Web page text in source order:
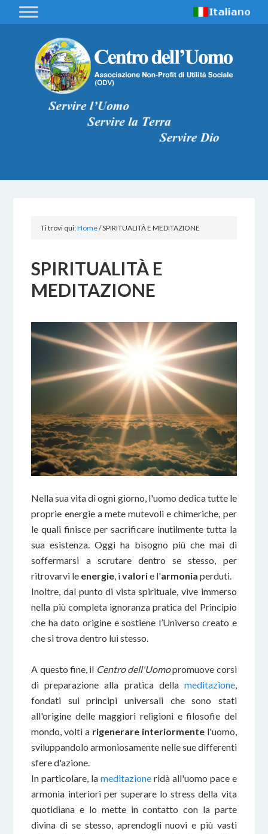
Ti trovi qui:Home/SPIRITUALITÀ E MEDITAZIONE
SPIRITUALITÀ E
MEDITAZIONE
Nella sua vita di ogni giorno, l'uomo dedica tutte le
proprie energie a mete mutevoli e chimeriche, per
le quali finisce per sacrificare inutilmente tutta la
sua esistenza. Oggi ha bisogno più che mai di
soffermarsi a scrutare dentro se stesso, per
ritrovarvi le energie, ivalorie l'armonia perduti.
Inoltre, dal punto di vista spirituale, vive immerso
nella più completa ignoranza pratica del Principio
che ha dato origine e sostiene l’Universo creato e
che si trova dentro lui stesso.
A questo fine, il Centro dell'Uomopromuove corsi
di preparazione alla pratica della meditazione,
fondati sui principi universali che sono stati
all'origine delle maggiori religioni e filosofie del
mondo, volti a rigenerare interiormentel'uomo,
sviluppandolo armoniosamente nelle sue differenti
sfere d'azione.
In particolare, lameditazione ridà all'uomo pace e
armonia interiori per superare lo stress della vita
quotidiana e lo mette in contatto con la parte
divina di se stesso, aprendogli nuovi e più vasti